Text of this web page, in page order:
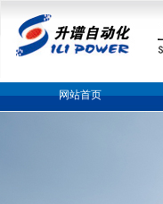
网站首页